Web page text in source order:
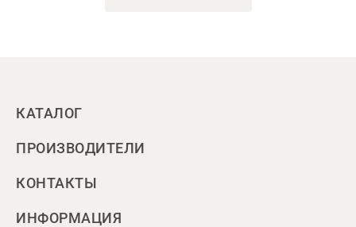
КАТАЛОГ
ПРОИЗВОДИТЕЛИ
КОНТАКТЫ
ИНФОРМАЦИЯ